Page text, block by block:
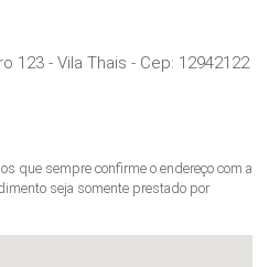
123 - Vila Thais - Cep: 12942122
que sempre confirme o endereço com a
seja somente prestado por